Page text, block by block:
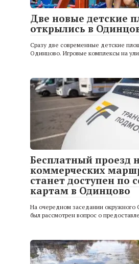
Две новые детские
открылись в
Сразу две современные детские
Одинцово. Игровые комплексы на
Бесплатный проезд
коммерческих
станет доступен по
картам в Одинцово
На очередном заседании окружного
был рассмотрен вопрос о